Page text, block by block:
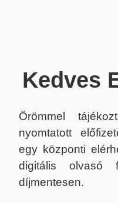
Kedves
Örömmel
nyomtatott
egy központi
digitális olvasó
díjmentesen.